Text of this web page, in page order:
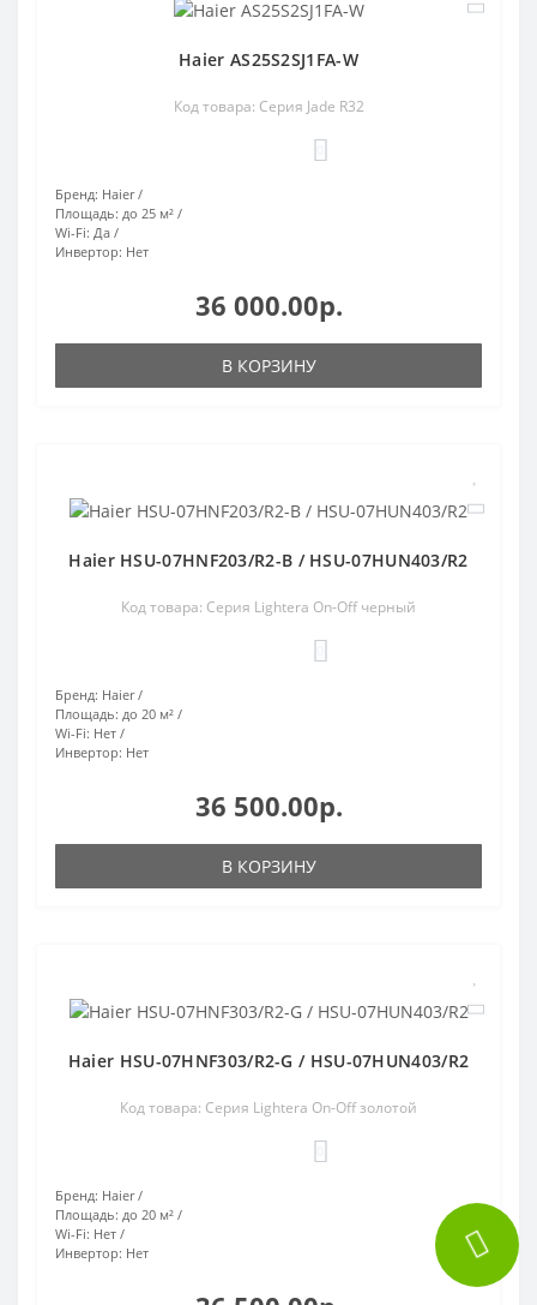
Haier AS25S2SJ1FA-W
Код товара: Серия Jade R32
Бренд: Haier
Площадь: до 25 м²
Wi-Fi: Да
Инвертор: Нет
36 000.00р.
В КОРЗИНУ
Haier HSU-07HNF203/R2-B / HSU-07HUN403/R2
Код товара: Серия Lightera On-Off черный
Бренд: Haier
Площадь: до 20 м²
Wi-Fi: Нет
Инвертор: Нет
36 500.00р.
В КОРЗИНУ
Haier HSU-07HNF303/R2-G / HSU-07HUN403/R2
Код товара: Серия Lightera On-Off золотой
Бренд: Haier
Площадь: до 20 м²
Wi-Fi: Нет
Инвертор: Нет